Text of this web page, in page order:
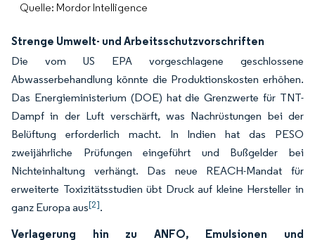
Quelle: Mordor Intelligence
Strenge Umwelt- und Arbeitsschutzvorschriften
Die vom US EPA vorgeschlagene geschlossene
Abwasserbehandlung könnte die Produktionskosten erhöhen.
Das Energieministerium (DOE) hat die Grenzwerte für TNT-
Dampf in der Luft verschärft, was Nachrüstungen bei der
Belüftung erforderlich macht. In Indien hat das PESO
zweijährliche Prüfungen eingeführt und Bußgelder bei
Nichteinhaltung verhängt. Das neue REACH-Mandat für
erweiterte Toxizitätsstudien übt Druck auf kleine Hersteller in
ganz Europa aus[2].
Verlagerung hin zu ANFO, Emulsionen und